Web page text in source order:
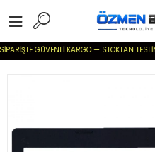
GÜVENLİ KARGO — STOKTAN